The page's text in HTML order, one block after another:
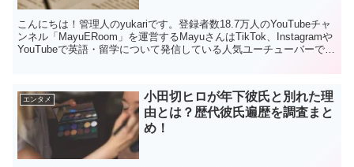
こんにちは！管理人のyukariです。登録者数18.7万人のYouTubeチャ
ンネル「MayuERoom」を運営するMayuさんはTikTok、Instagramや
YouTubeで英語・留学について発信している人気ユーチューバーで
エンタメ
小田切ヒロが年下彼氏と別れた理
由とは？歴代彼氏遍歴を調査まと
め！